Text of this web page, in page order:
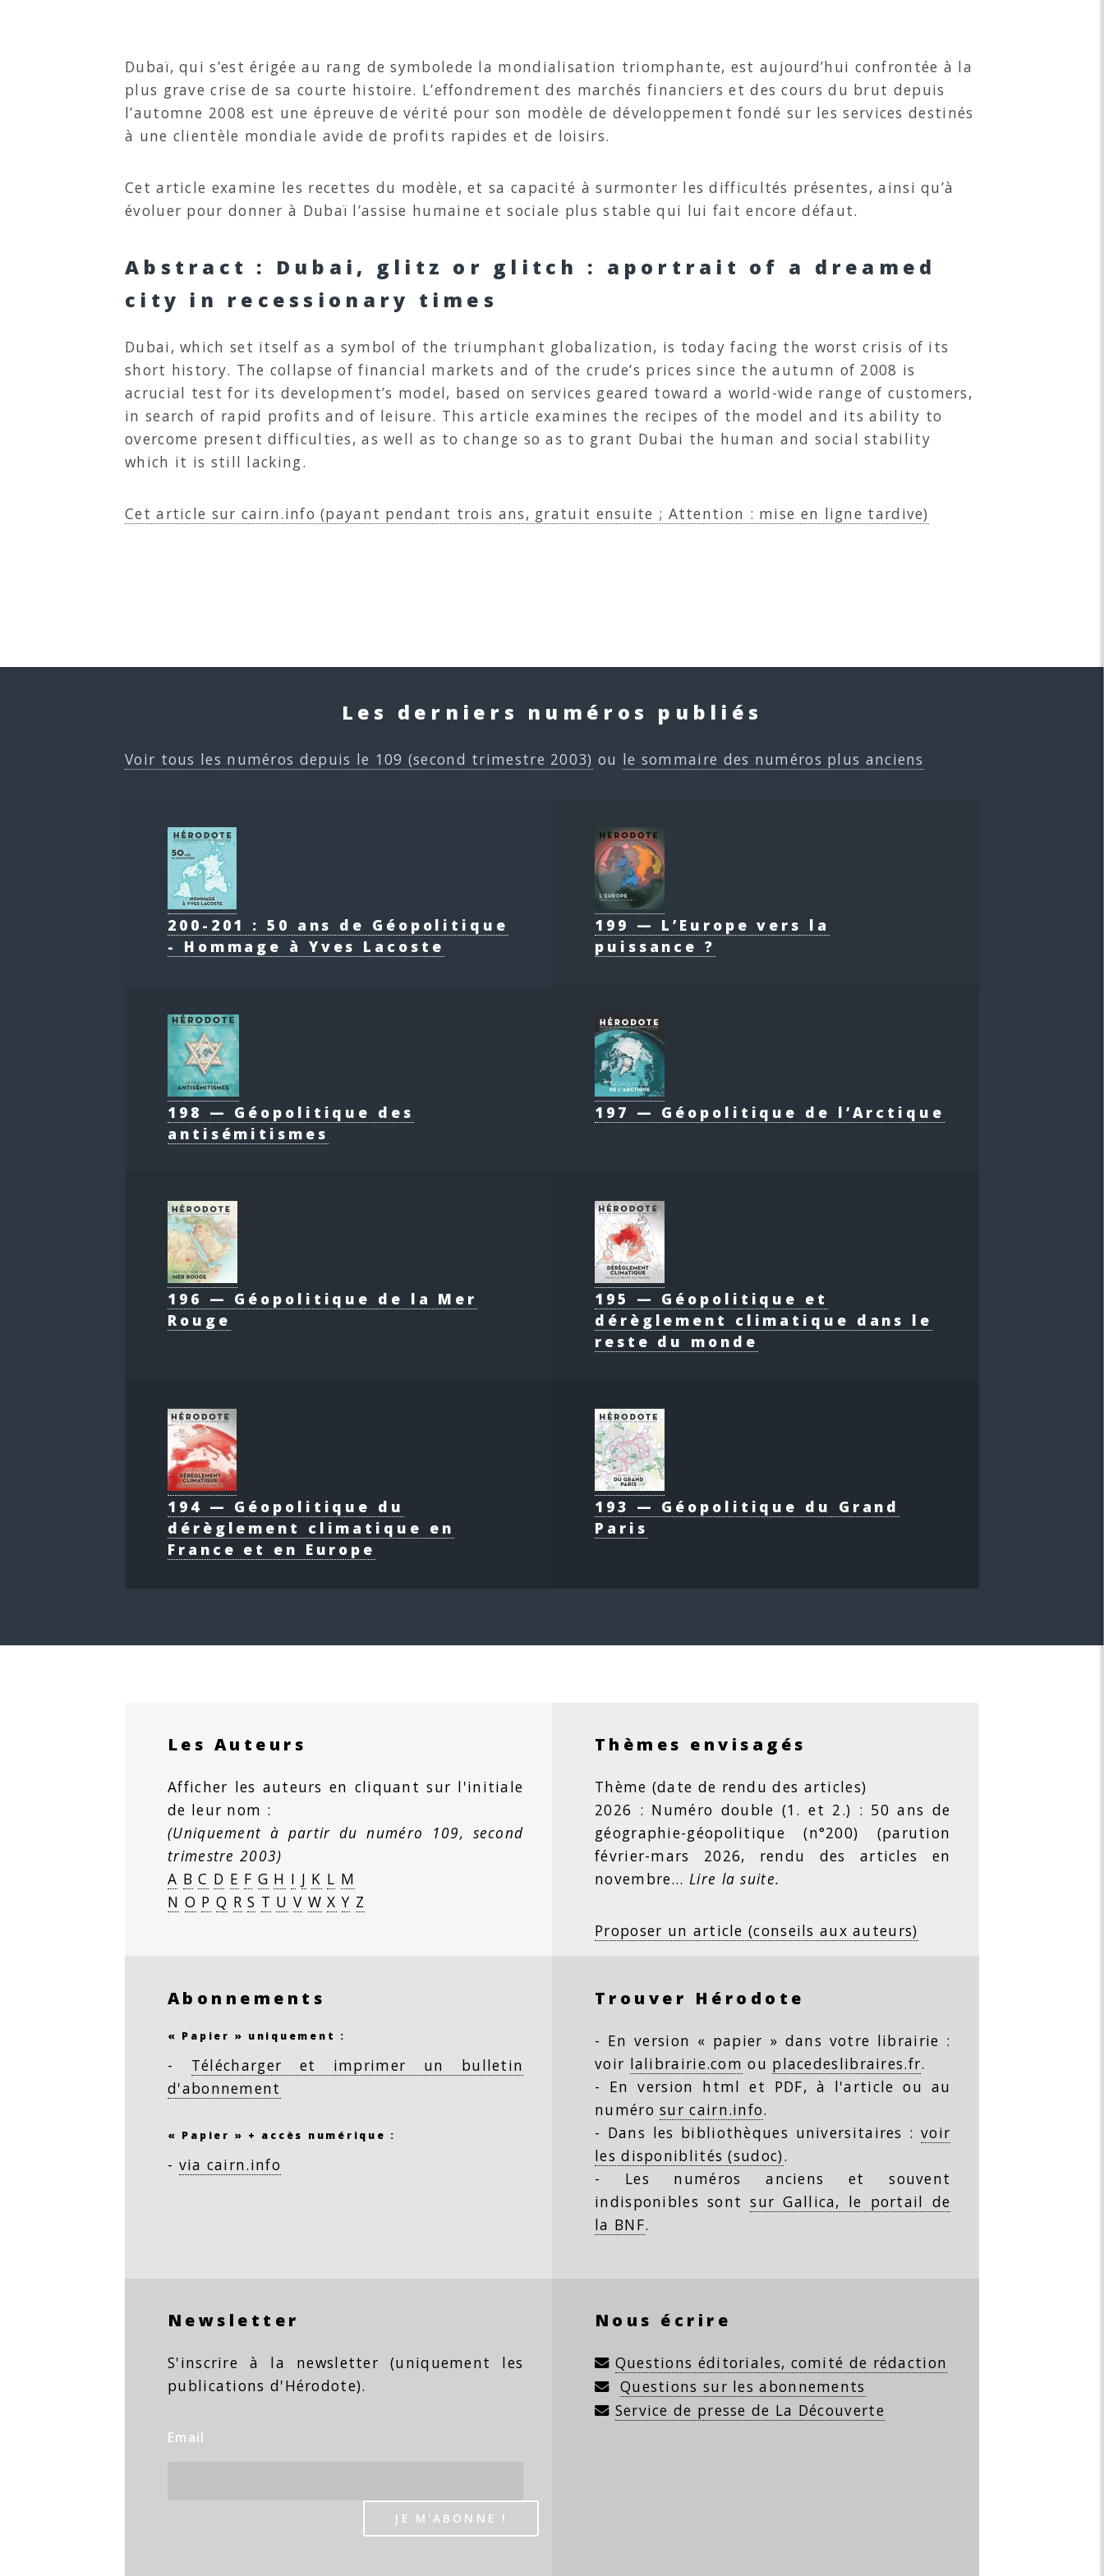
Dubaï, qui s’est érigée au rang de symbolede la mondialisation triomphante, est aujourd’hui confrontée à la
plus grave crise de sa courte histoire. L’effondrement des marchés financiers et des cours du brut depuis
l’automne 2008 est une épreuve de vérité pour son modèle de développement fondé sur les services destinés
à une clientèle mondiale avide de profits rapides et de loisirs.
Cet article examine les recettes du modèle, et sa capacité à surmonter les difficultés présentes, ainsi qu’à
évoluer pour donner à Dubaï l’assise humaine et sociale plus stable qui lui fait encore défaut.
Abstract : Dubai, glitz or glitch : aportrait of a dreamed
city in recessionary times
Dubai, which set itself as a symbol of the triumphant globalization, is today facing the worst crisis of its
short history. The collapse of financial markets and of the crude’s prices since the autumn of 2008 is
acrucial test for its development’s model, based on services geared toward a world-wide range of customers,
in search of rapid profits and of leisure. This article examines the recipes of the model and its ability to
overcome present difficulties, as well as to change so as to grant Dubai the human and social stability
which it is still lacking.
Cet article sur cairn.info (payant pendant trois ans, gratuit ensuite ; Attention : mise en ligne tardive)
Les derniers numéros publiés
Voir tous les numéros depuis le 109 (second trimestre 2003) ou le sommaire des numéros plus anciens
200-201 : 50 ans de Géopolitique
- Hommage à Yves Lacoste
199 — L’Europe vers la
puissance ?
198 — Géopolitique des
antisémitismes
197 — Géopolitique de l’Arctique
196 — Géopolitique de la Mer
Rouge
195 — Géopolitique et
dérèglement climatique dans le
reste du monde
194 — Géopolitique du
dérèglement climatique en
France et en Europe
193 — Géopolitique du Grand
Paris
Les Auteurs
Afficher les auteurs en cliquant sur l'initiale
de leur nom :
(Uniquement à partir du numéro 109, second
trimestre 2003)
A B C D E F G H I J K L M
N O P Q R S T U V W X Y Z
Thèmes envisagés
Thème (date de rendu des articles)
2026 : Numéro double (1. et 2.) : 50 ans de
géographie-géopolitique (n°200) (parution
février-mars 2026, rendu des articles en
novembre…Lire la suite.
Proposer un article (conseils aux auteurs)
Abonnements
« Papier » uniquement :
- Télécharger et imprimer un bulletin
d'abonnement
« Papier » + accès numérique :
- via cairn.info
Trouver Hérodote
- En version « papier » dans votre librairie :
voir lalibrairie.com ou placedeslibraires.fr.
- En version html et PDF, à l'article ou au
numérosur cairn.info.
- Dans les bibliothèques universitaires :voir
les disponiblités (sudoc).
- Les numéros anciens et souvent
indisponibles sontsur Gallica, le portail de
la BNF.
Newsletter
S'inscrire à la newsletter (uniquement les
publications d'Hérodote).
Email
Nous écrire
Questions éditoriales, comité de rédaction
Questions sur les abonnements
Service de presse de La Découverte